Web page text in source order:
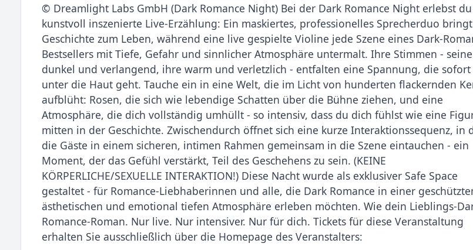
© Dreamlight Labs GmbH (Dark Romance Night) Bei der Dark Romance Night erlebst
kunstvoll inszenierte Live-Erzählung: Ein maskiertes, professionelles Sprecherduo
Geschichte zum Leben, während eine live gespielte Violine jede Szene eines Dark-
Bestsellers mit Tiefe, Gefahr und sinnlicher Atmosphäre untermalt. Ihre Stimmen - seine
dunkel und verlangend, ihre warm und verletzlich - entfalten eine Spannung, die sofort
unter die Haut geht. Tauche ein in eine Welt, die im Licht von hunderten flackernden
aufblüht: Rosen, die sich wie lebendige Schatten über die Bühne ziehen, und eine
Atmosphäre, die dich vollständig umhüllt - so intensiv, dass du dich fühlst wie eine
mitten in der Geschichte. Zwischendurch öffnet sich eine kurze Interaktionssequenz, in
die Gäste in einem sicheren, intimen Rahmen gemeinsam in die Szene eintauchen - ein
Moment, der das Gefühl verstärkt, Teil des Geschehens zu sein. (KEINE
KÖRPERLICHE/SEXUELLE INTERAKTION!) Diese Nacht wurde als exklusiver Safe Space
gestaltet - für Romance-Liebhaberinnen und alle, die Dark Romance in einer
ästhetischen und emotional tiefen Atmosphäre erleben möchten. Wie dein Lieblings-
Romance-Roman. Nur live. Nur intensiver. Nur für dich. Tickets für diese Veranstaltung
erhalten Sie ausschließlich über die Homepage des Veranstalters: